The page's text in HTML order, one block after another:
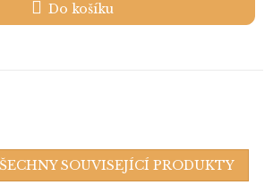
Do košíku
SOUVISEJÍCÍ PRODUKTY